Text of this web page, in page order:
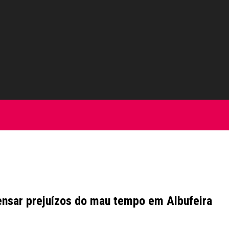
prejuízos do mau tempo em Albufeira